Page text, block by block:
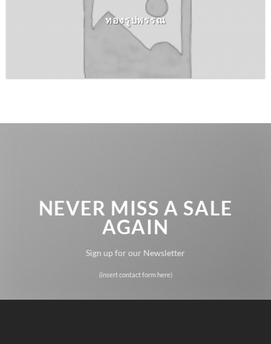
ทองรูปพรรณ
NEVER MISS A SALE
AGAIN
Sign up for our Newsletter
(insert contact form here)